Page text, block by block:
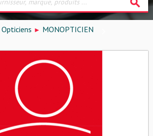
search
Opticiens MONOPTICIEN